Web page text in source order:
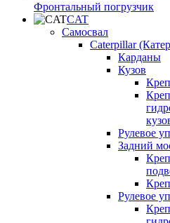
Фронтальный погрузчик
CAT
Самосвал
Caterpillar
Карданы
Кузов
Рулевое
Задний
Рулевое